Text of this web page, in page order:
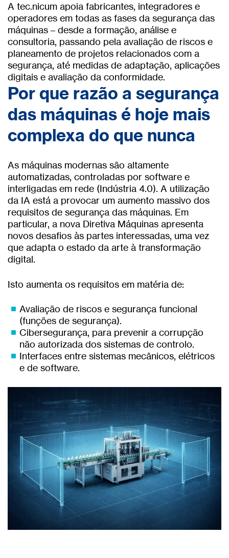
A tec.nicum apoia fabricantes, integradores e
operadores em todas as fases da segurança das
máquinas – desde a formação, análise e
consultoria, passando pela avaliação de riscos e
planeamento de projetos relacionados com a
segurança, até medidas de adaptação, aplicações
digitais e avaliação da conformidade.
Por que razão a segurança
das máquinas é hoje mais
complexa do que nunca
As máquinas modernas são altamente
automatizadas, controladas por software e
interligadas em rede (Indústria 4.0). A utilização
da IA está a provocar um aumento massivo dos
requisitos de segurança das máquinas. Em
particular, a nova Diretiva Máquinas apresenta
novos desafios às partes interessadas, uma vez
que adapta o estado da arte à transformação
digital.
Isto aumenta os requisitos em matéria de:
Avaliação de riscos e segurança funcional
(funções de segurança).
Cibersegurança, para prevenir a corrupção
não autorizada dos sistemas de controlo.
Interfaces entre sistemas mecânicos, elétricos
e de software.